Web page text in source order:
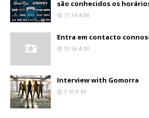
são conhecidos os
11:14 A.m.
Entra em contacto
10:56 A.m.
Interview with Gomorra
3:10 P.m.